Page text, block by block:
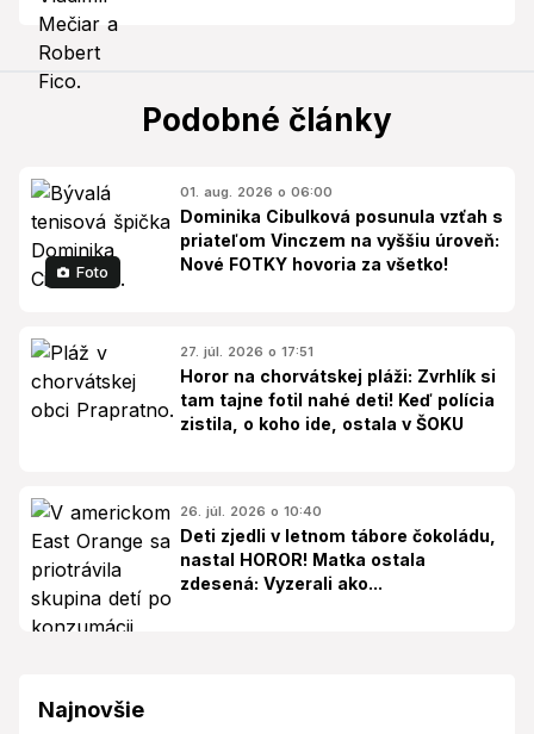
Podobné články
Foto
01. aug. 2026 o 06:00
Dominika Cibulková posunula vzťah s
priateľom Vinczem na vyššiu úroveň:
Nové FOTKY hovoria za všetko!
27. júl. 2026 o 17:51
Horor na chorvátskej pláži: Zvrhlík si
tam tajne fotil nahé deti! Keď polícia
zistila, o koho ide, ostala v ŠOKU
26. júl. 2026 o 10:40
Deti zjedli v letnom tábore čokoládu,
nastal HOROR! Matka ostala
zdesená: Vyzerali ako...
Najnovšie